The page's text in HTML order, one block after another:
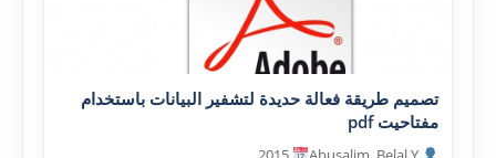
تصميم طريقة فعالة حديدة لتشفير البيانات باستخدام
مفتاحيت pdf